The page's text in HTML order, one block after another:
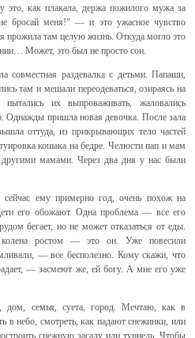
это, как плакала, держа пожилого мужа за
бросай меня!" — и это ужасное чувство
я прожила там целую жизнь. Откуда могло это
Может, это был не просто сон.
совместная раздевалка с детьми. Папаши,
там и мешали переодеваться, озираясь на
их выпроваживать, жаловались
Однажды пришла новая девочка. После зала
оттуда, из прикрывающих тело частей
кошака на бедре. Челюсти пап и мам
мамами. Через два дня у нас были
сейчас ему примерно год, очень похож на
его обожают. Одна проблема — все его
бегает, но не может отказаться от еды.
колена ростом — это он. Уже повесили
— все бесполезно. Кому скажи, что
— засмеют же, ей богу. А мне его уже
дом, семья, суета, город. Мечтаю, как в
в небо, смотреть, как падают снежинки, или
снежную засаду или туннель. Чтобы